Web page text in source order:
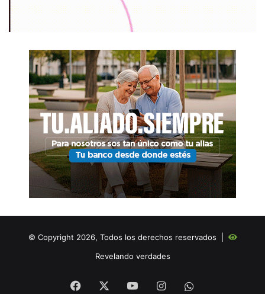
© Copyright 2026, Todos los derechos reservados |
Revelando verdades
Facebook YouTubeInstagram